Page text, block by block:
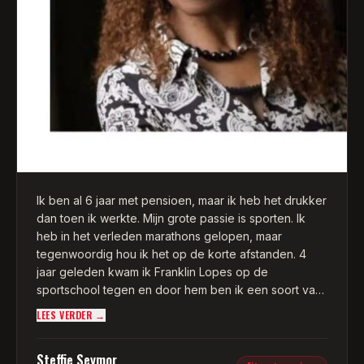
Ik ben al 6 jaar met pensioen, maar ik heb het drukker
dan toen ik werkte. Mijn grote passie is sporten. Ik
heb in het verleden marathons gelopen, maar
tegenwoordig hou ik het op de korte afstanden. 4
jaar geleden kwam ik Franklin Lopes op de
sportschool tegen en door hem ben ik een soort van
verslaafd geraakt aan boksen.
LEES VERDER →